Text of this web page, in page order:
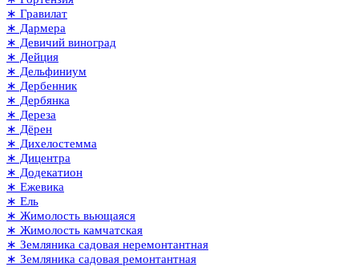
∗ Гравилат
∗ Дармера
∗ Девичий виноград
∗ Дейция
∗ Дельфиниум
∗ Дербенник
∗ Дербянка
∗ Дереза
∗ Дёрен
∗ Дихелостемма
∗ Дицентра
∗ Додекатион
∗ Ежевика
∗ Ель
∗ Жимолость вьющаяся
∗ Жимолость камчатская
∗ Земляника садовая неремонтантная
∗ Земляника садовая ремонтантная